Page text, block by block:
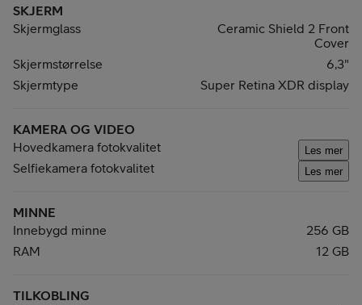
SKJERM
Skjermglass
Ceramic Shield 2 Front
Cover
Skjermstørrelse
6,3"
Skjermtype
Super Retina XDR display
KAMERA OG VIDEO
Hovedkamera fotokvalitet
Les mer
Selfiekamera fotokvalitet Les mer
MINNE
Innebygd minne
256 GB
RAM
12 GB
TILKOBLING